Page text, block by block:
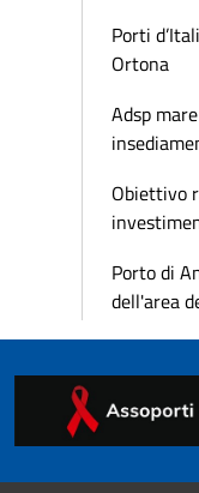
Porti
Ortona
Adsp
Obiettivo
Porto di
dell'area